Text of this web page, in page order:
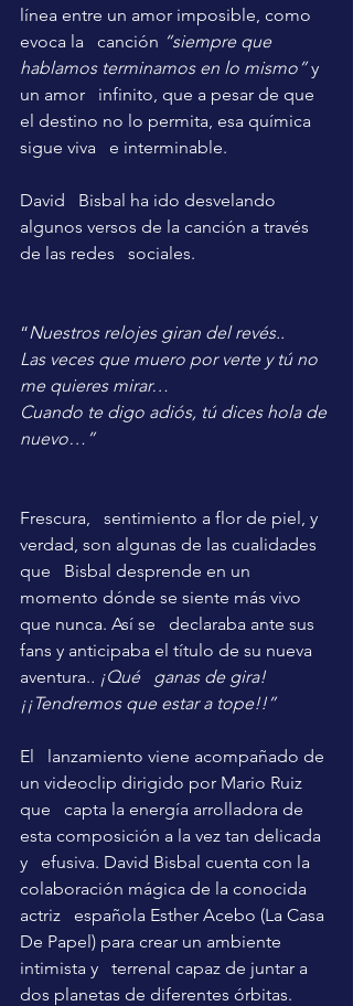
línea entre un amor imposible, como
evoca la   canción “siempre que
hablamos terminamos en lo mismo” y
un amor   infinito, que a pesar de que
el destino no lo permita, esa química
sigue viva   e interminable.
David   Bisbal ha ido desvelando
algunos versos de la canción a través
de las redes   sociales.
“Nuestros relojes giran del revés..
Las veces que muero por verte y tú no
me quieres mirar…
Cuando te digo adiós, tú dices hola de
nuevo…”
Frescura,   sentimiento a flor de piel, y
verdad, son algunas de las cualidades
que   Bisbal desprende en un
momento dónde se siente más vivo
que nunca. Así se   declaraba ante sus
fans y anticipaba el título de su nueva
aventura.. ¡Qué   ganas de gira!
¡¡Tendremos que estar a tope!!”
El   lanzamiento viene acompañado de
un videoclip dirigido por Mario Ruiz
que   capta la energía arrolladora de
esta composición a la vez tan delicada
y   efusiva. David Bisbal cuenta con la
colaboración mágica de la conocida
actriz   española Esther Acebo (La Casa
De Papel) para crear un ambiente
intimista y   terrenal capaz de juntar a
dos planetas de diferentes órbitas.